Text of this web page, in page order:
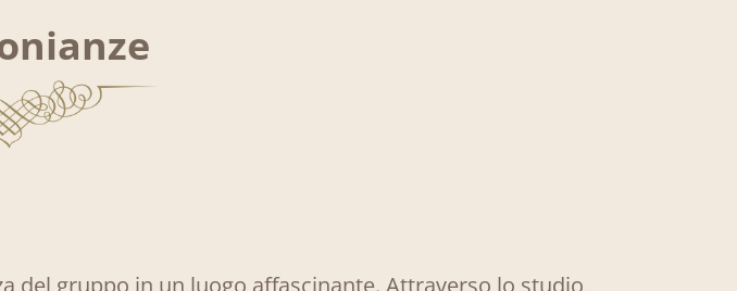
del gruppo in un luogo affascinante. Attraverso lo studio,